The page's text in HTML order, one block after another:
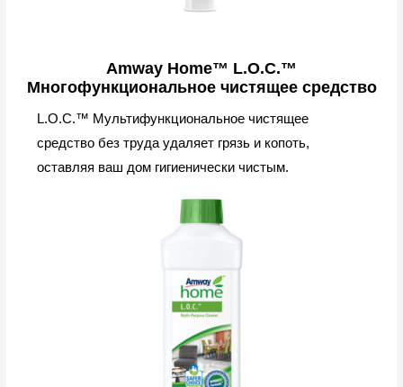
Amway Home™ L.O.C.™
Многофункциональное чистящее средство
L.O.C.™ Мультифункциональное чистящее
средство без труда удаляет грязь и копоть,
оставляя ваш дом гигиенически чистым.